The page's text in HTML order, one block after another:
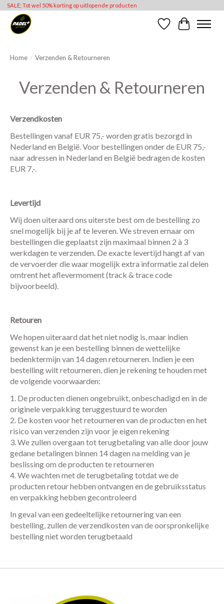
SALE; Tot wel 50% korting op uitlopende producten
Verlanglijst
Home / Verzenden & Retourneren
Verzenden & Retourneren
Verzendkosten
Bestellingen vanaf EUR 75,- worden gratis bezorgd in
Nederland en België. Voor bestellingen onder de EUR 75,-
naar adressen in Nederland en België bedragen de kosten
EUR 7,-.
Levertijd
Wij doen uiteraard ons uiterste best om de bestelling zo
snel mogelijk bij je af te leveren. We streven ernaar om
bestellingen die geplaatst zijn maximaal binnen 2 à 3
werkdagen te verzenden. De exacte levertijd hangt af van
de vervoerder die waar mogelijk extra informatie zal delen
omtrent het aflevermoment (track & trace code
bijvoorbeeld).
Retouren
We hopen uiteraard dat het niet nodig is, maar indien
gewenst kan je een bestelling binnen de wettelijke
bedenktermijn van 14 dagen retourneren. Indien je een
bestelling wilt retourneren, dien je rekening te houden met
de volgende voorwaarden:
De producten dienen ongebruikt, onbeschadigd en in de
originele verpakking teruggestuurd te worden
De kosten voor het retourneren van de producten en het
risico van verzenden zijn voor je eigen rekening
We zullen overgaan tot terugbetaling van alle door jouw
gedane betalingen binnen 14 dagen na melding van je
beslissing om de producten te retourneren
We wachten met de terugbetaling totdat we de
producten retour hebben ontvangen en de gebruiksstatus
en verpakking hebben gecontroleerd
In geval van een gedeeltelijke retournering van een
bestelling, zullen de verzendkosten van de oorspronkelijke
bestelling niet worden terugbetaald